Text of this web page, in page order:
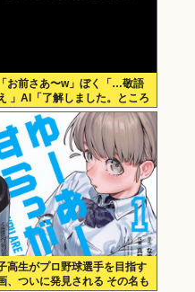
お前さあ〜w」ぼく「…敬語
」AI「了解しました。ところ
前はどう思いますか？」 これ
高生がプロ野球選手を目指す
、ついに発見される その名も